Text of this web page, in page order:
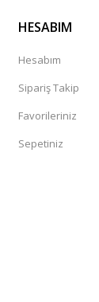
HESABIM
Hesabım
Sipariş Takip
Favorileriniz
Sepetiniz